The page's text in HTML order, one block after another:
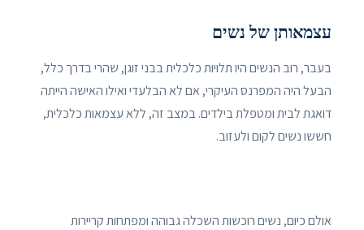
עצמאותן של נשים
בעבר, רוב הנשים היו תלויות כלכלית בבני זוגן, שהרי בדרך כלל,
הבעל היה המפרנס העיקרי, אם לא הבלעדי ואילו האישה הייתה
דואגת לבית ומטפלת בילדים. במצב זה, ללא עצמאות כלכלית,
חששו נשים לקום ולעזוב.
אולם כיום, נשים רוכשות השכלה גבוהה ומפתחות קריירות